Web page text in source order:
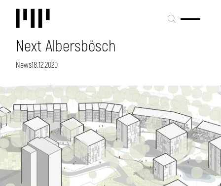
Next Albersbösch
News18.12.2020